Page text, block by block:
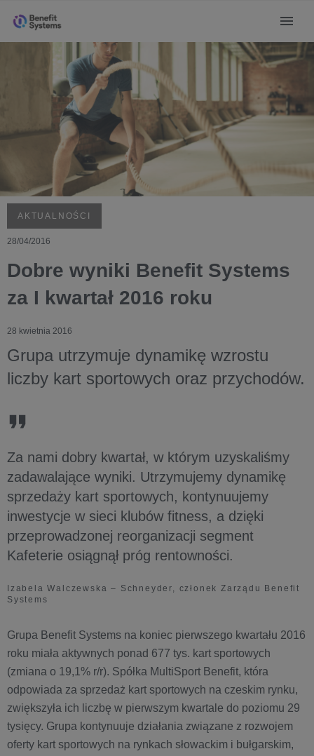
AKTUALNOŚCI
28/04/2016
Dobre wyniki Benefit Systems
za I kwartał 2016 roku
28 kwietnia 2016
Grupa utrzymuje dynamikę wzrostu
liczby kart sportowych oraz przychodów.
Za nami dobry kwartał, w którym uzyskaliśmy
zadawalające wyniki. Utrzymujemy dynamikę
sprzedaży kart sportowych, kontynuujemy
inwestycje w sieci klubów fitness, a dzięki
przeprowadzonej reorganizacji segment
Kafeterie osiągnął próg rentowności.
Izabela Walczewska – Schneyder, członek Zarządu Benefit
Systems
Grupa Benefit Systems na koniec pierwszego kwartału 2016
roku miała aktywnych ponad 677 tys. kart sportowych
(zmiana o 19,1% r/r). Spółka MultiSport Benefit, która
odpowiada za sprzedaż kart sportowych na czeskim rynku,
zwiększyła ich liczbę w pierwszym kwartale do poziomu 29
tysięcy. Grupa kontynuuje działania związane z rozwojem
oferty kart sportowych na rynkach słowackim i bułgarskim,